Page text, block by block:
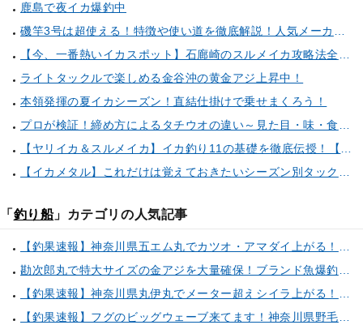
鹿島で夜イカ爆釣中
磯竿3号は超使える！特徴や使い道を徹底解説！人気メーカーのおすすめ磯竿もピックアップ！
【今、一番熱いイカスポット】石廊崎のスルメイカ攻略法全解説！（とび島丸／西伊豆 土肥恋人岬）
ライトタックルで楽しめる金谷沖の黄金アジ上昇中！
本領発揮の夏イカシーズン！直結仕掛けで乗せまくろう！
プロが検証！締め方によるタチウオの違い～見た目・味・食感・生臭さを徹底的に分析します～
【ヤリイカ＆スルメイカ】イカ釣り11の基礎を徹底伝授！【中編】（喜平治丸／三浦半島剣崎間口港）
【イカメタル】これだけは覚えておきたいシーズン別タックルセレクト術
「 釣り船」カテゴリの人気記事
【釣果速報】神奈川県五エム丸でカツオ・アマダイ上がる！イトヨリ・カサゴ・鬼カサゴなどゲストも多種多様！充実の釣行をお約束します！
勘次郎丸で特大サイズの金アジを大量確保！ブランド魚爆釣の秘密は船長特製の「アレ」だった！【口コミ多数掲載】
【釣果速報】神奈川県丸伊丸でメーター超えシイラ上がる！夏の海のモンスターと勝負したいなら今すぐ予約を！
【釣果速報】フグのビッグウェーブ来てます！神奈川県野毛屋釣船店で38cmのショウサイフグGET！このチャンスを逃すな！